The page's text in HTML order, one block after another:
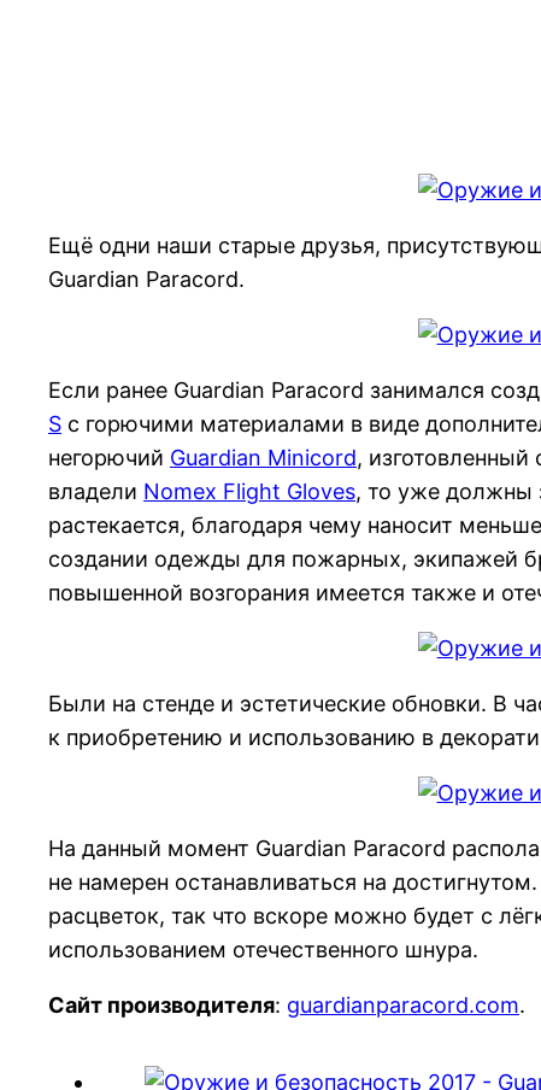
Ещё одни наши старые друзья,
Guardian Paracord.
Если ранее Guardian Paracord занимался
S с горючими материалами в виде
негорючий Guardian Minicord,
владели Nomex Flight Gloves, то уже должны
растекается, благодаря чему наносит
создании одежды для пожарных, экипажей
повышенной возгорания имеется также и
Были на стенде и эстетические обновки. В
к приобретению и использованию в
На данный момент Guardian Paracord
не намерен останавливаться на
расцветок, так что вскоре можно будет с
использованием отечественного шнура.
Сайт производителя: guardianparacord.com.